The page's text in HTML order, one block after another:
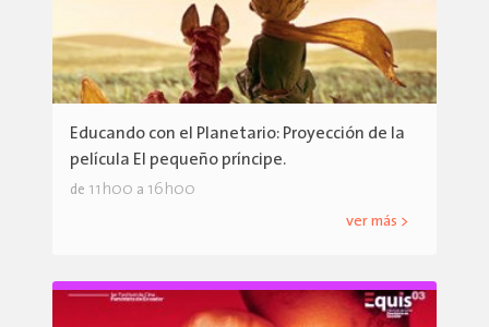
Educando con el Planetario: Proyección de la
película El pequeño príncipe.
de 11h00 a 16h00
ver más >